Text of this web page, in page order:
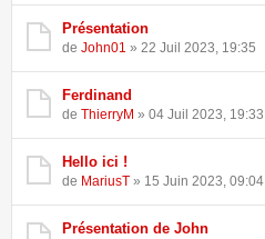
Présentation
de John01 » 22 Juil 2023, 19:35
Ferdinand
de ThierryM » 04 Juil 2023, 19:33
Hello ici !
de MariusT » 15 Juin 2023, 09:04
Présentation de John